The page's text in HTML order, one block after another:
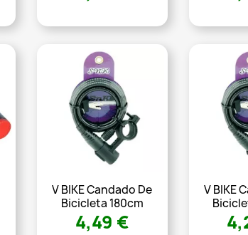
V BIKE Candado De
Bicicleta 180cm
4,49 €
V BIKE